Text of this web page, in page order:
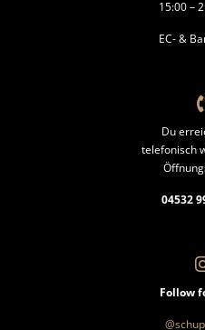
15:00 –
EC- &
Du
telefonisch
04532
Follow